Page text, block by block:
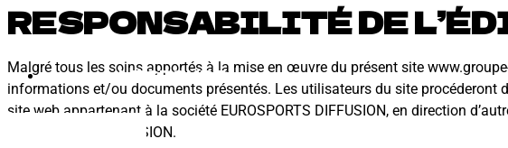
LE GROUPE
RESPONSABILITÉ DE
Malgré tous les soins apportés à la mise en œuvre du présent site
informations et/ou documents présentés. Les utilisateurs du site
site web appartenant à la société EUROSPORTS DIFFUSION, en direction
EUROSPORTS DIFFUSION.